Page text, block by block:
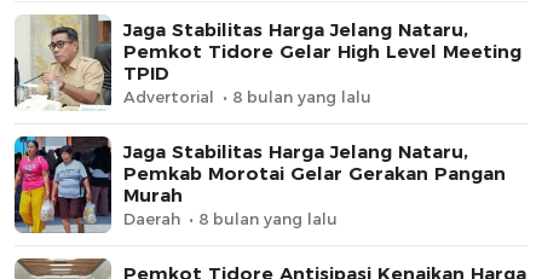
​Jaga Stabilitas Harga Jelang Nataru,
Pemkot Tidore Gelar High Level Meeting
TPID
Advertorial 8 bulan yang lalu
​Jaga Stabilitas Harga Jelang Nataru,
Pemkab Morotai Gelar Gerakan Pangan
Murah
Daerah 8 bulan yang lalu
Pemkot Tidore Antisipasi Kenaikan Harga